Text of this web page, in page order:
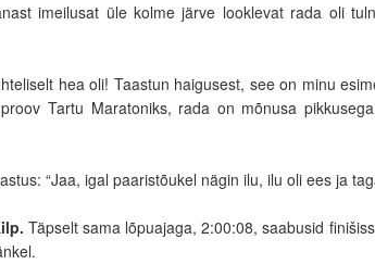
imeilusat üle kolme järve looklevat rada oli
hea oli! Taastun haigusest, see on minu
Tartu Maratoniks, rada on mõnusa
“Jaa, igal paaristõukel nägin ilu, ilu oli ees ja
Täpselt sama lõpuajaga, 2:00:08, saabusid